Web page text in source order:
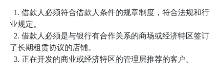
1. 借款人必须符合借款人条件的规章制度，符合法规和行
业规定。
2. 借款人必须是与银行有合作关系的商场或经济特区签订
了长期租赁协议的店铺。
3. 正在开发的商业或经济特区的管理层推荐的客户。